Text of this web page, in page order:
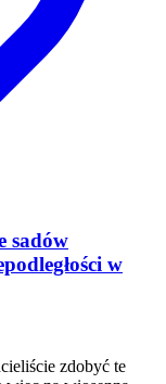
sadów
w
zdobyć te